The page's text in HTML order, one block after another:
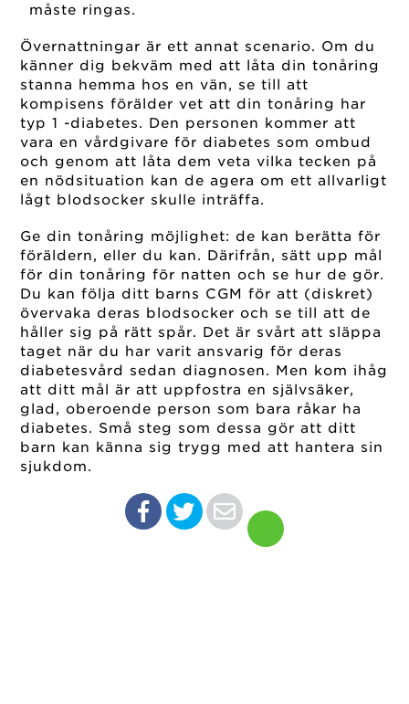
måste ringas.
Övernattningar är ett annat scenario. Om du
känner dig bekväm med att låta din tonåring
stanna hemma hos en vän, se till att
kompisens förälder vet att din tonåring har
typ 1 -diabetes. Den personen kommer att
vara en vårdgivare för diabetes som ombud
och genom att låta dem veta vilka tecken på
en nödsituation kan de agera om ett allvarligt
lågt blodsocker skulle inträffa.
Ge din tonåring möjlighet: de kan berätta för
föräldern, eller du kan. Därifrån, sätt upp mål
för din tonåring för natten och se hur de gör.
Du kan följa ditt barns CGM för att (diskret)
övervaka deras blodsocker och se till att de
håller sig på rätt spår. Det är svårt att släppa
taget när du har varit ansvarig för deras
diabetesvård sedan diagnosen. Men kom ihåg
att ditt mål är att uppfostra en självsäker,
glad, oberoende person som bara råkar ha
diabetes. Små steg som dessa gör att ditt
barn kan känna sig trygg med att hantera sin
sjukdom.